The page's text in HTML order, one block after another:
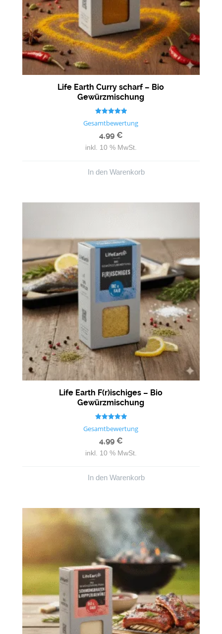
Life Earth Curry scharf – Bio
Gewürzmischung
Bewertet mit
5.00
von 5
Gesamtbewertung
4,99 €
inkl. 10 % MwSt.
In den Warenkorb
Life Earth F(r)ischiges – Bio
Gewürzmischung
Bewertet mit
5.00
von 5
Gesamtbewertung
4,99 €
inkl. 10 % MwSt.
In den Warenkorb